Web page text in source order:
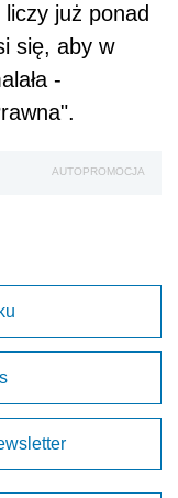
już ponad
się, aby w
-
AUTOPROMOCJA